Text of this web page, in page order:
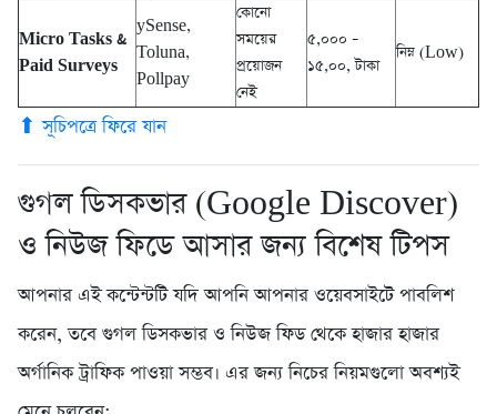
Micro Tasks &
Paid Surveys
ySense,
Toluna,
Pollpay
কোনো
সময়ের
প্রয়োজন
নেই
৫,০০০ –
১৫,০০, টাকা
নিম্ন (Low)
⬆ সূচিপত্রে ফিরে যান
গুগল ডিসকভার (Google Discover)
ও নিউজ ফিডে আসার জন্য বিশেষ টিপস
আপনার এই কন্টেন্টটি যদি আপনি আপনার ওয়েবসাইটে পাবলিশ
করেন, তবে গুগল ডিসকভার ও নিউজ ফিড থেকে হাজার হাজার
অর্গানিক ট্রাফিক পাওয়া সম্ভব। এর জন্য নিচের নিয়মগুলো অবশ্যই